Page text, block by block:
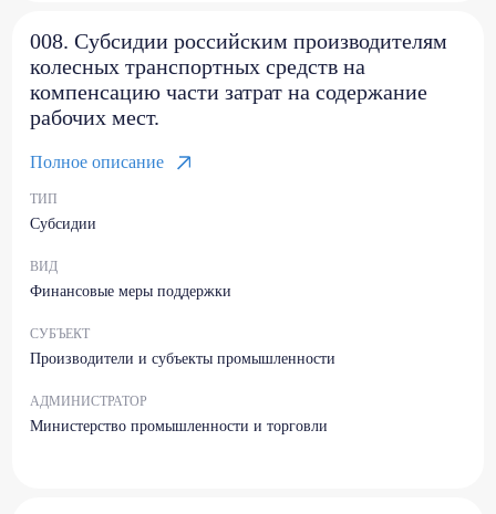
008. Субсидии российским производителям
колесных транспортных средств на
компенсацию части затрат на содержание
рабочих мест.
Полное описание
ТИП
Субсидии
ВИД
Финансовые меры поддержки
СУБЪЕКТ
Производители и субъекты промышленности
АДМИНИСТРАТОР
Министерство промышленности и торговли